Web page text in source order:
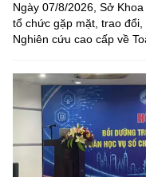
Ngày 07/8/2026, Sở
tổ chức gặp mặt, trao
Nghiên cứu cao cấp về